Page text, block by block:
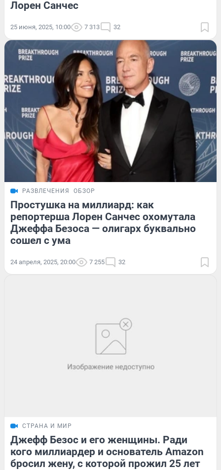
Лорен Санчес
25 июня, 2025, 10:00 7 313 32
РАЗВЛЕЧЕНИЯ ОБЗОР
Простушка на миллиард: как
репортерша Лорен Санчес охомутала
Джеффа Безоса — олигарх буквально
сошел с ума
24 апреля, 2025, 20:00 7 255 32
СТРАНА И МИР
Джефф Безос и его женщины. Ради
кого миллиардер и основатель Amazon
бросил жену, с которой прожил 25 лет